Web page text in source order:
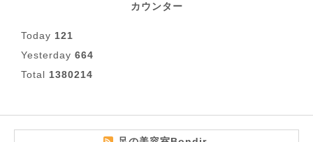
カウンター
Today 121
Yesterday 664
Total 1380214